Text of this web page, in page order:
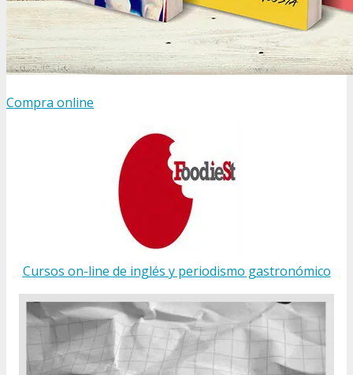
Compra online
Cursos on-line de inglés y periodismo gastronómico